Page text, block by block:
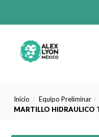
Inicio Equipo Preliminar
MARTILLO HIDRAULICO